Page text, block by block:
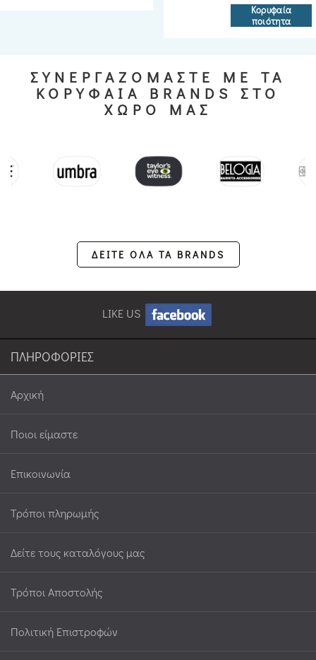
Κορυφαία
ποιότητα
ΣΥΝΕΡΓΑΖΟΜΑΣΤΕ ΜΕ ΤΑ
ΚΟΡΥΦΑΙΑ BRANDS ΣΤΟ
ΧΩΡΟ ΜΑΣ
ΔΕΙΤΕ ΟΛΑ ΤΑ BRANDS
LIKE US
ΠΛΗΡΟΦΟΡΙΕΣ
Αρχική
Ποιοι είμαστε
Επικοινωνία
Τρόποι πληρωμής
Δείτε τους καταλόγους μας
Τρόποι Αποστολής
Πολιτική Επιστροφών